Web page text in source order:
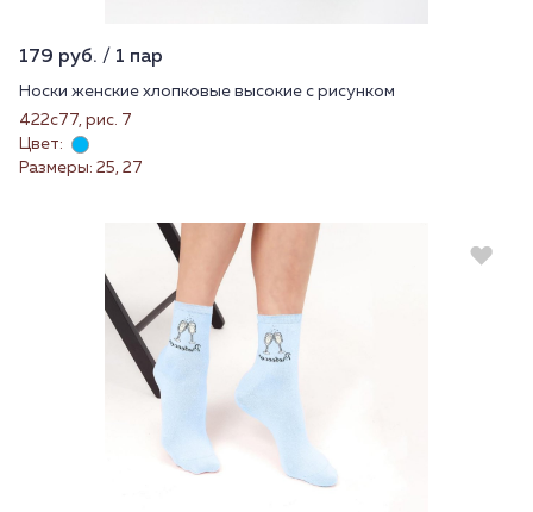
179 руб. / 1 пар
Носки женские хлопковые высокие с рисунком
422с77, рис. 7
Цвет:
Размеры: 25, 27